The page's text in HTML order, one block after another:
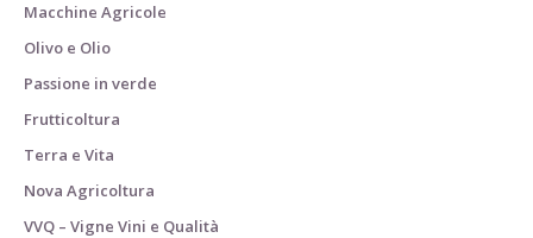
Macchine Agricole
Olivo e Olio
Passione in verde
Frutticoltura
Terra e Vita
Nova Agricoltura
VVQ – Vigne Vini e Qualità